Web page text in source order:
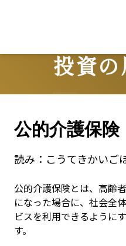
投資
公的介護保険
読み： こうてきかいご
公的介護保険とは、高齢
になった場合に、社会全
ビスを利用できるように
す。